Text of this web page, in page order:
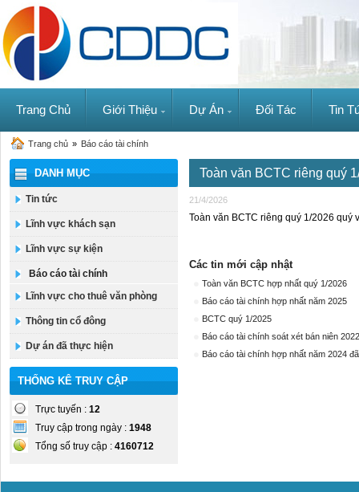
Trang Chủ Giới Thiệu Dự Án Đối Tác Tin
Trang chủ » Báo cáo tài chính
DANH MỤC
Tin tức
Lĩnh vực khách sạn
Lĩnh vực sự kiện
Báo cáo tài chính
Lĩnh vực cho thuê văn phòng
Thông tin cổ đông
Dự án đã thực hiện
THỐNG KÊ TRUY CẬP
Trực tuyến : 12
Truy cập trong ngày : 1948
Tổng số truy cập : 4160712
Toàn văn BCTC riêng quý
21/4/2026
Toàn văn BCTC riêng quý 1/2026 quý
Các tin mới cập nhật
Toàn văn BCTC hợp nhất quý 1/2026
Báo cáo tài chính hợp nhất năm 2025
BCTC quý 1/2025
Báo cáo tài chính soát xét bán niên
Báo cáo tài chính hợp nhất năm 2024